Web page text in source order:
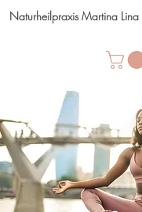
Naturheilpraxis Martina